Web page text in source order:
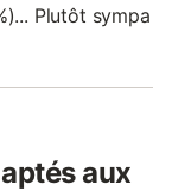
Plutôt sympa
aux